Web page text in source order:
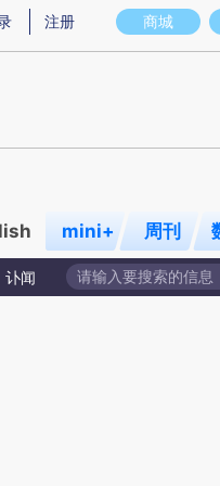
存在偏差。不代表财新观点和立
商城
注册
mini+ 周刊
讣闻